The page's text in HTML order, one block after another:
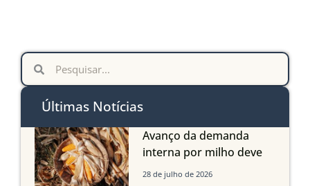
Últimas Notícias
Avanço da demanda
interna por milho deve
compensar aumento da
28 de julho de 2026